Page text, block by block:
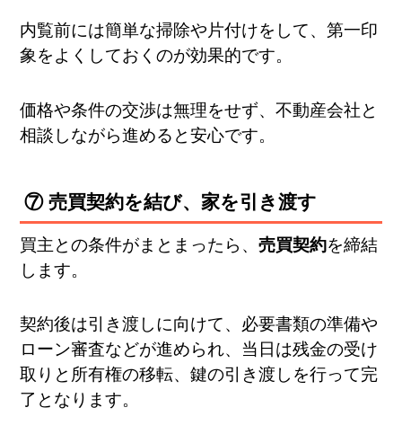
内覧前には簡単な掃除や片付けをして、第一印
象をよくしておくのが効果的です。
価格や条件の交渉は無理をせず、不動産会社と
相談しながら進めると安心です。
⑦ 売買契約を結び、家を引き渡す
買主との条件がまとまったら、売買契約を締結
します。
契約後は引き渡しに向けて、必要書類の準備や
ローン審査などが進められ、当日は残金の受け
取りと所有権の移転、鍵の引き渡しを行って完
了となります。